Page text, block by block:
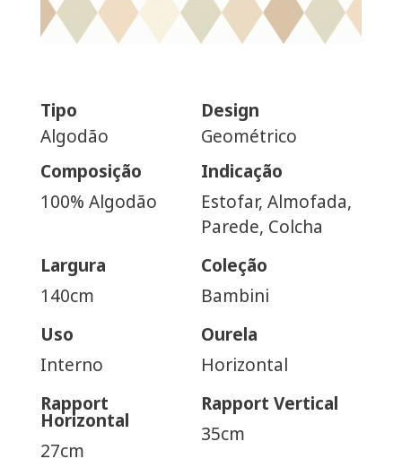
Tipo
Algodão
Design
Geométrico
Composição
100% Algodão
Indicação
Estofar, Almofada,
Parede, Colcha
Largura
140cm
Coleção
Bambini
Uso
Interno
Ourela
Horizontal
Rapport
Horizontal
27cm
Rapport Vertical
35cm